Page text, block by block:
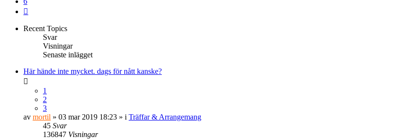
Recent Topics
Svar
Visningar
Senaste inlägget
Här hände inte mycket. dags för nått kanske?
1
2
3
av mortil » 03 mar 2019 18:23 » i Träffar & Arrangemang
45 Svar
136847 Visningar